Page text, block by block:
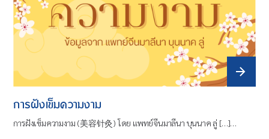
การฝังเข็มความงาม
การฝังเข็มความงาม (美容针灸) โดย แพทย์จีนมาลีนา บุนนาค ลู่ […]…